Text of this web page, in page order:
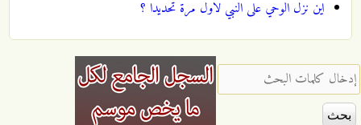
اين نزل الوحي على النبي لاول مرة تحديدا ؟
‏إدخال كلمات البحث ‏